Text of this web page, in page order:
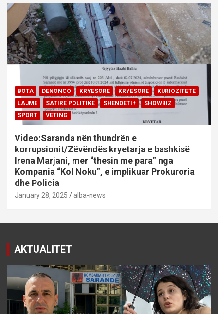
BOTA DENONCO KRYESORE KRYESORE
KURIOZITETE
LAJME
SATIRE POLITIKE SHENDETI+
SHOWBIZ
SPORT
VETING
Video:Saranda nën thundrën e
korrupsionit/Zëvëndës kryetarja e bashkisë
Irena Marjani, mer “thesin me para” nga
Kompania “Kol Noku”, e implikuar Prokuroria
dhe Policia
January 28, 2025 alba-news
AKTUALITET